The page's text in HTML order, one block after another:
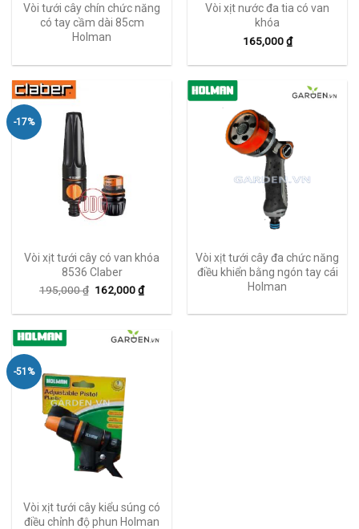
Vòi tưới cây chín chức năng
có tay cầm dài 85cm
Holman
Vòi xịt nước đa tia có van
khóa
165,000₫
-17%
Vòi xịt tưới cây có van khóa
8536 Claber
195,000₫ 162,000₫
Vòi xịt tưới cây đa chức năng
điều khiển bằng ngón tay cái
Holman
-51%
Vòi xịt tưới cây kiểu súng có
điều chỉnh độ phun Holman